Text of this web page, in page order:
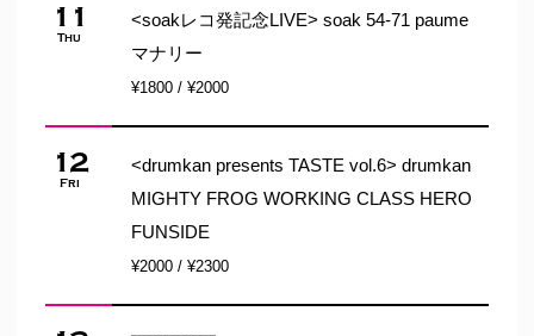
11
Thu
<soakレコ発記念LIVE> soak 54-71 paume
マナリー
¥1800 / ¥2000
12
Fri
<drumkan presents TASTE vol.6> drumkan
MIGHTY FROG WORKING CLASS HERO
FUNSIDE
¥2000 / ¥2300